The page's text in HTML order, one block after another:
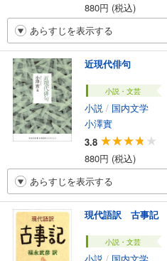
880円 (税込)
あらすじを表示する
近現代俳句
小説・文芸
小説 / 国内文学
小澤實
3.8
880円 (税込)
あらすじを表示する
現代語訳 古事記
小説・文芸